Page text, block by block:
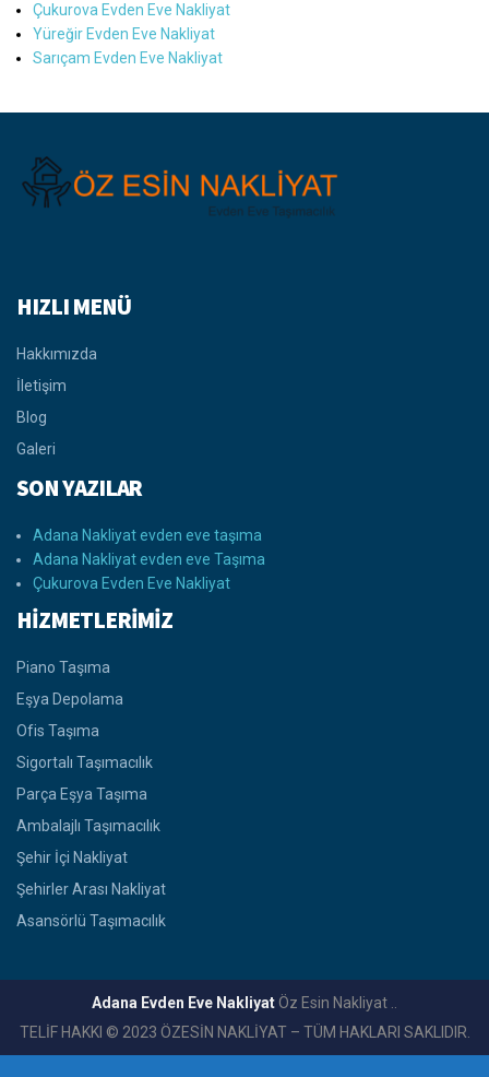
Çukurova Evden Eve Nakliyat
Yüreğir Evden Eve Nakliyat
Sarıçam Evden Eve Nakliyat
HIZLI MENÜ
Hakkımızda
İletişim
Blog
Galeri
SON YAZILAR
Adana Nakliyat evden eve taşıma
Adana Nakliyat evden eve Taşıma
Çukurova Evden Eve Nakliyat
HİZMETLERİMİZ
Piano Taşıma
Eşya Depolama
Ofis Taşıma
Sigortalı Taşımacılık
Parça Eşya Taşıma
Ambalajlı Taşımacılık
Şehir İçi Nakliyat
Şehirler Arası Nakliyat
Asansörlü Taşımacılık
Adana Evden Eve Nakliyat Öz Esin Nakliyat ..
TELİF HAKKI © 2023 ÖZESİN NAKLİYAT – TÜM HAKLARI SAKLIDIR.